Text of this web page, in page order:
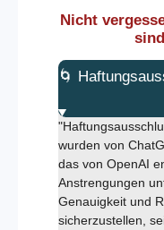
Nicht
🌀
wurden von
das von OpenAI
Anstrengungen
Genauigkeit und
sicherzustellen,